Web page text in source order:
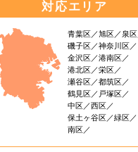
対応エリア
青葉区 旭区
泉区
磯子区
神奈川区
金沢区
港南区
港北区
栄区
瀬谷区
都筑区
鶴見区
戸塚区
中区
西区
保土ヶ谷区
緑区
南区